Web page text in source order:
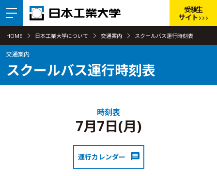
受験生
サイト
HOME 日本工業大学について 交通案内 スクールバス運行時刻表
交通案内
スクールバス運行時刻表
時刻表
7月7日(月)
運行カレンダー